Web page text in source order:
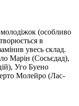
(особливо
в
увесь склад.
Марін (Сосьєдад),
Уго Буено
Молейро (Лас-